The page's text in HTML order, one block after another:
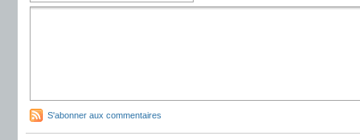
S'abonner aux commentaires